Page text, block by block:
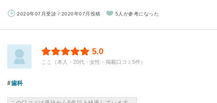
2020年07月受診 / 2020年07月投稿 5人が参考になった
5.0
ここ（本人・20代・女性・掲載口コミ5件）
歯科